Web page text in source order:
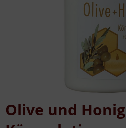
Olive und Honig